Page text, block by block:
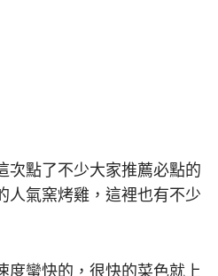
次點了不少大家推薦必點的
人氣窯烤雞，這裡也有不少
度蠻快的，很快的菜色就上